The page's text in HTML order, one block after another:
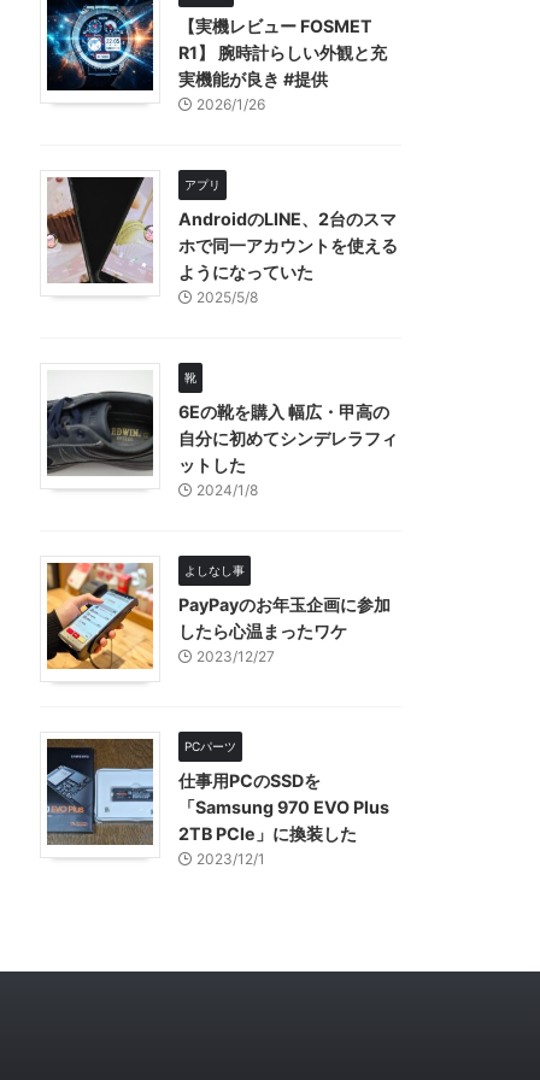
【実機レビュー FOSMET
R1】 腕時計らしい外観と充
実機能が良き #提供
2026/1/26
アプリ
AndroidのLINE、2台のスマ
ホで同一アカウントを使える
ようになっていた
2025/5/8
靴
6Eの靴を購入 幅広・甲高の
自分に初めてシンデレラフィ
ットした
2024/1/8
よしなし事
PayPayのお年玉企画に参加
したら心温まったワケ
2023/12/27
PCパーツ
仕事用PCのSSDを
「Samsung 970 EVO Plus
2TB PCIe」に換装した
2023/12/1